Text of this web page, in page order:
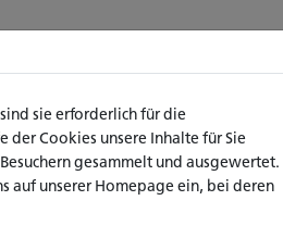
Sprache zu aktivieren, klicken
sie erforderlich für die
Cookies unsere Inhalte für Sie
gesammelt und ausgewertet.
unserer Homepage ein, bei deren